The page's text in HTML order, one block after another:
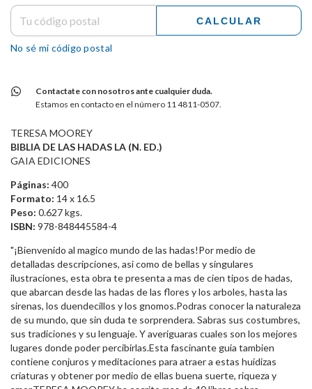
CALCULAR
No sé mi código postal
Contactate con nosotros ante cualquier duda.
Estamos en contacto en el número 11 4811-0507.
TERESA MOOREY
BIBLIA DE LAS HADAS LA (N. ED.)
GAIA EDICIONES
Páginas: 400
Formato: 14 x 16.5
Peso: 0.627 kgs.
ISBN: 978-848445584-4
"¡Bienvenido al magico mundo de las hadas!Por medio de
detalladas descripciones, asi como de bellas y singulares
ilustraciones, esta obra te presenta a mas de cien tipos de hadas,
que abarcan desde las hadas de las flores y los arboles, hasta las
sirenas, los duendecillos y los gnomos.Podras conocer la naturaleza
de su mundo, que sin duda te sorprendera. Sabras sus costumbres,
sus tradiciones y su lenguaje. Y averiguaras cuales son los mejores
lugares donde poder percibirlas.Esta fascinante guia tambien
contiene conjuros y meditaciones para atraer a estas huidizas
criaturas y obtener por medio de ellas buena suerte, riqueza y